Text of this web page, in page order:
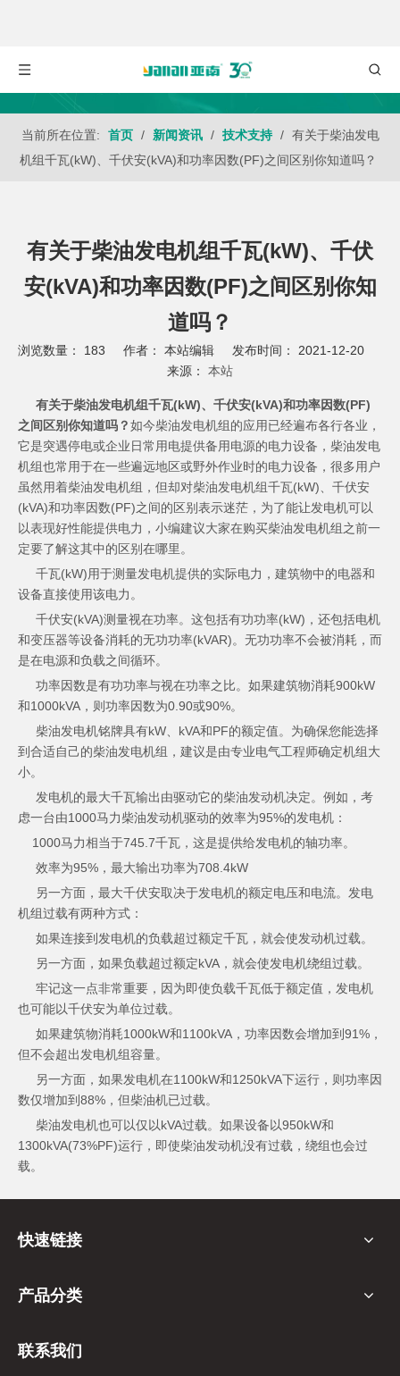
当前所在位置: 首页 / 新闻资讯 / 技术支持 / 有关于柴油发电
机组千瓦(kW)、千伏安(kVA)和功率因数(PF)之间区别你知道吗？
有关于柴油发电机组千瓦(kW)、千伏
安(kVA)和功率因数(PF)之间区别你知
道吗？
浏览数量： 183 作者： 本站编辑 发布时间： 2021-12-20
来源： 本站
["wechat","weibo","qzone","douban","email"]
有关于柴油发电机组千瓦(kW)、千伏安(kVA)和功率因数(PF)
之间区别你知道吗？如今柴油发电机组的应用已经遍布各行各业，
它是突遇停电或企业日常用电提供备用电源的电力设备，柴油发电
机组也常用于在一些遍远地区或野外作业时的电力设备，很多用户
虽然用着柴油发电机组，但却对柴油发电机组千瓦(kW)、千伏安
(kVA)和功率因数(PF)之间的区别表示迷茫，为了能让发电机可以
以表现好性能提供电力，小编建议大家在购买柴油发电机组之前一
定要了解这其中的区别在哪里。
千瓦(kW)用于测量发电机提供的实际电力，建筑物中的电器和
设备直接使用该电力。
千伏安(kVA)测量视在功率。这包括有功功率(kW)，还包括电机
和变压器等设备消耗的无功功率(kVAR)。无功功率不会被消耗，而
是在电源和负载之间循环。
功率因数是有功功率与视在功率之比。如果建筑物消耗900kW
和1000kVA，则功率因数为0.90或90%。
柴油发电机铭牌具有kW、kVA和PF的额定值。为确保您能选择
到合适自己的柴油发电机组，建议是由专业电气工程师确定机组大
小。
发电机的最大千瓦输出由驱动它的柴油发动机决定。例如，考
虑一台由1000马力柴油发动机驱动的效率为95%的发电机：
1000马力相当于745.7千瓦，这是提供给发电机的轴功率。
效率为95%，最大输出功率为708.4kW
另一方面，最大千伏安取决于发电机的额定电压和电流。发电
机组过载有两种方式：
如果连接到发电机的负载超过额定千瓦，就会使发动机过载。
另一方面，如果负载超过额定kVA，就会使发电机绕组过载。
牢记这一点非常重要，因为即使负载千瓦低于额定值，发电机
也可能以千伏安为单位过载。
如果建筑物消耗1000kW和1100kVA，功率因数会增加到91%，
但不会超出发电机组容量。
另一方面，如果发电机在1100kW和1250kVA下运行，则功率因
数仅增加到88%，但柴油机已过载。
柴油发电机也可以仅以kVA过载。如果设备以950kW和
1300kVA(73%PF)运行，即使柴油发动机没有过载，绕组也会过
载。
电机的运行效率较低。超过kW额定值或kVA额定值都会损坏设备。
流波形将在数字仪表上显示时匹配。两个信号在正值和负值之间交
在这种情况下，负载的功率因数为1.0或100%。但是，建筑物
快速链接
产品分类
联系我们